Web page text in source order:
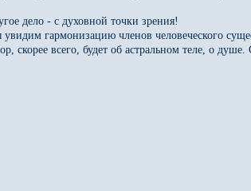
дело - с духовной точки зрения!
гармонизацию членов человеческого
скорее всего, будет об астральном теле, о